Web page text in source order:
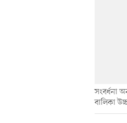
সংবর্ধনা
বালিকা